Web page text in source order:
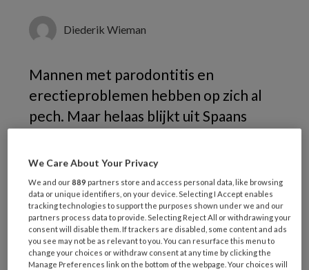
Diederik Wieman
Mannen met parodontitis en
erectieproblemen hebben op zich al
pech. Maar helaas blijkt uit Spaans
deze aandoeningen ook nog eens leidt
tot een een verhoogd risico op
levensbedreigende cardiovasculaire
aandoeningen.
We Care About Your Privacy
We and our889 partners store and access personal data, like browsing
data or unique identifiers, on your device. Selecting I Accept enables
tracking technologies to support the purposes shown under we and our
partners process data to provide. Selecting Reject All or withdrawing your
consent will disable them. If trackers are disabled, some content and ads
you see may not be as relevant to you. You can resurface this menu to
change your choices or withdraw consent at any time by clicking the
Manage Preferences link on the bottom of the webpage. Your choices will